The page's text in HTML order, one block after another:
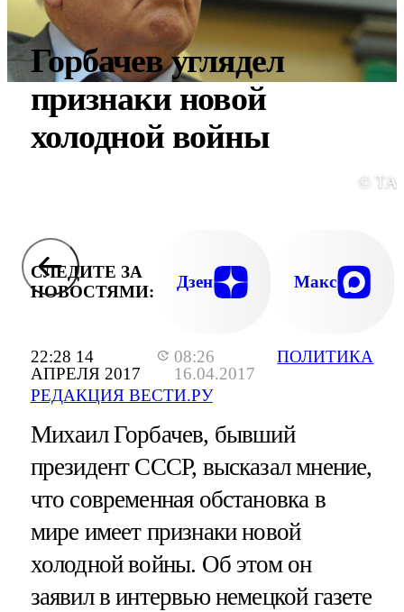
22:28 14
АПРЕЛЯ 2017
08:26
16.04.2017
РЕДАКЦИЯ ВЕСТИ.РУ
ПОЛИТИКА
Горбачев углядел
признаки новой
холодной войны
©
СЛЕДИТЕ ЗА
НОВОСТЯМИ:
Дзен Макс
Михаил Горбачев, бывший
президент СССР, высказал мнение,
что современная обстановка в
мире имеет признаки новой
холодной войны. Об этом он
заявил в интервью немецкой газете